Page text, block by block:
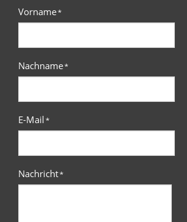
Vorname*
Nachname*
E-Mail*
Nachricht*